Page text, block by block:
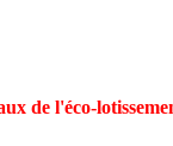
de l'éco-